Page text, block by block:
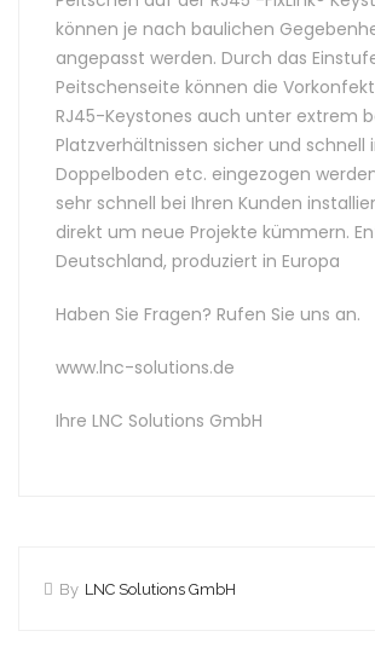
können je nach baulichen
angepasst werden. Durch das
Peitschenseite können die
RJ45-Keystones auch unter extrem
Platzverhältnissen sicher und schnell
Doppelboden etc. eingezogen
sehr schnell bei Ihren Kunden
direkt um neue Projekte kümmern.
Deutschland, produziert in Europa
Haben Sie Fragen? Rufen Sie uns an.
www.lnc-solutions.de
Ihre LNC Solutions GmbH
By LNC Solutions GmbH